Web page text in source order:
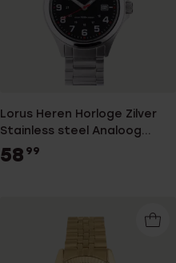
Lorus Heren Horloge Zilver
Stainless steel Analoog
RXH01IX5
58 99